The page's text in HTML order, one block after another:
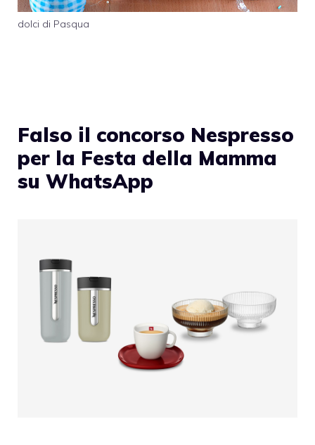
dolci di Pasqua
Falso il concorso Nespresso
per la Festa della Mamma
su WhatsApp